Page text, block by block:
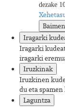
dezake
Iragarki
Iragarki
iragarki
Iruzkinak
Iruzkinen
du eta
Laguntza